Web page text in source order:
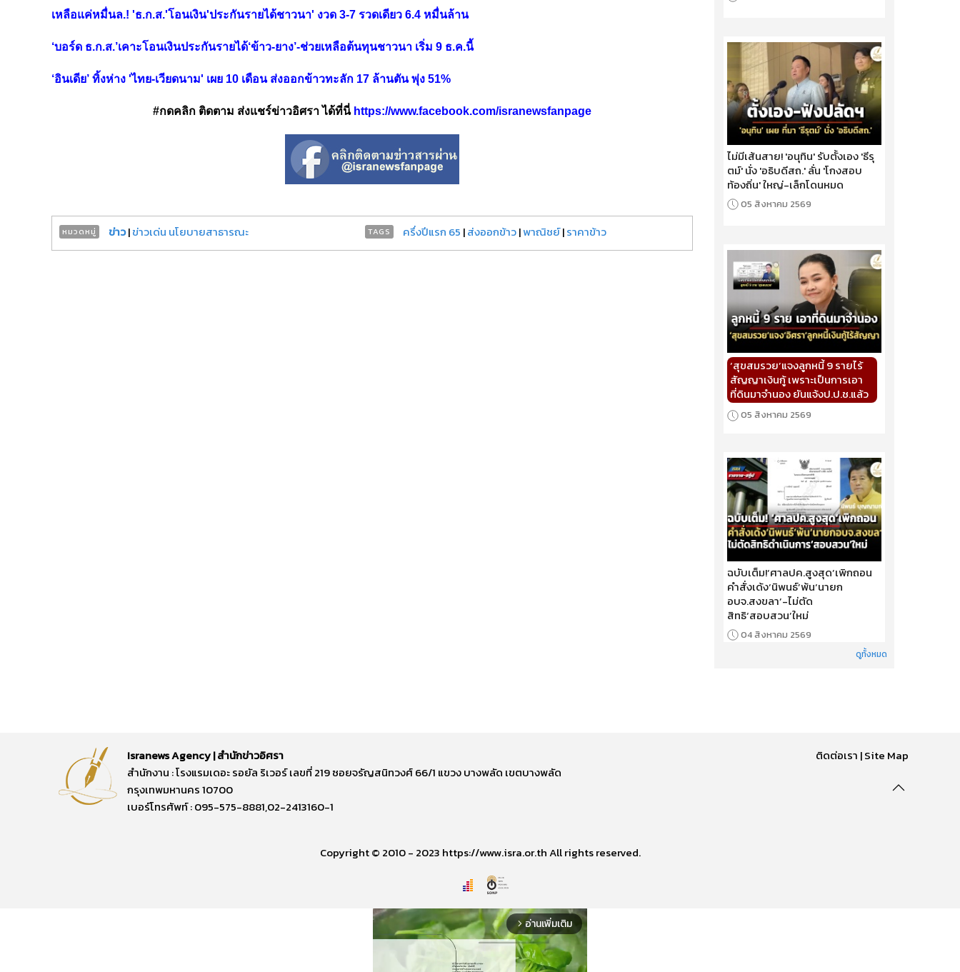
เหลือแค่หมื่นล.! 'ธ.ก.ส.'โอนเงิน'ประกันรายได้ชาวนา' งวด 3-7 รวดเดียว 6.4 หมื่นล้าน
‘บอร์ด ธ.ก.ส.’เคาะโอนเงินประกันรายได้‘ข้าว-ยาง’-ช่วยเหลือต้นทุนชาวนา เริ่ม 9 ธ.ค.นี้
‘อินเดีย’ ทิ้งห่าง 'ไทย-เวียดนาม' เผย 10 เดือน ส่งออกข้าวทะลัก 17 ล้านตัน พุ่ง 51%
#กดคลิก ติดตาม ส่งแชร์ข่าวอิศรา ได้ที่นี่ https://www.facebook.com/isranewsfanpage
หมวดหมู่ ข่าว|ข่าวเด่น นโยบายสาธารณะ TAGS ครึ่งปีแรก 65 |ส่งออกข้าว|พาณิชย์|ราคาข้าว
ไม่มีเส้นสาย! 'อนุทิน' รับตั้งเอง 'ธีรุ
ตม์' นั่ง 'อธิบดีสถ.' ลั่น 'โกงสอบ
ท้องถิ่น' ใหญ่-เล็กโดนหมด
05 สิงหาคม 2569
‘สุขสมรวย’แจงลูกหนี้ 9 รายไร้
สัญญาเงินกู้ เพราะเป็นการเอา
ที่ดินมาจำนอง ยันแจ้งป.ป.ช.แล้ว
05 สิงหาคม 2569
ฉบับเต็ม!‘ศาลปค.สูงสุด’เพิกถอน
คำสั่งเด้ง‘นิพนธ์’พ้น‘นายก
อบจ.สงขลา’-ไม่ตัด
สิทธิ‘สอบสวน’ใหม่
04 สิงหาคม 2569
ดูทั้งหมด
Isranews Agency | สำนักข่าวอิศรา
สำนักงาน : โรงแรมเดอะ รอยัล ริเวอร์ เลขที่ 219 ซอยจรัญสนิทวงศ์ 66/1 แขวง บางพลัด เขตบางพลัด
กรุงเทพมหานคร 10700
เบอร์โทรศัพท์ : 095-575-8881,02-2413160-1
ติดต่อเรา |Site Map
Copyright © 2010 - 2023 https://www.isra.or.th All rights reserved.
arrow_forward_ios อ่านเพิ่มเติม